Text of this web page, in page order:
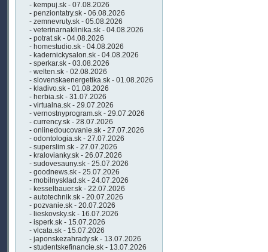
- kempuj.sk - 07.08.2026
- penziontatry.sk - 06.08.2026
- zemnevruty.sk - 05.08.2026
- veterinarnaklinika.sk - 04.08.2026
- potrat.sk - 04.08.2026
- homestudio.sk - 04.08.2026
- kadernickysalon.sk - 04.08.2026
- sperkar.sk - 03.08.2026
- welten.sk - 02.08.2026
- slovenskaenergetika.sk - 01.08.2026
- kladivo.sk - 01.08.2026
- herbia.sk - 31.07.2026
- virtualna.sk - 29.07.2026
- vernostnyprogram.sk - 29.07.2026
- currency.sk - 28.07.2026
- onlinedoucovanie.sk - 27.07.2026
- odontologia.sk - 27.07.2026
- superslim.sk - 27.07.2026
- kralovianky.sk - 26.07.2026
- sudovesauny.sk - 25.07.2026
- goodnews.sk - 25.07.2026
- mobilnysklad.sk - 24.07.2026
- kesselbauer.sk - 22.07.2026
- autotechnik.sk - 20.07.2026
- pozvanie.sk - 20.07.2026
- lieskovsky.sk - 16.07.2026
- isperk.sk - 15.07.2026
- vlcata.sk - 15.07.2026
- japonskezahrady.sk - 13.07.2026
- studentskefinancie.sk - 13.07.2026